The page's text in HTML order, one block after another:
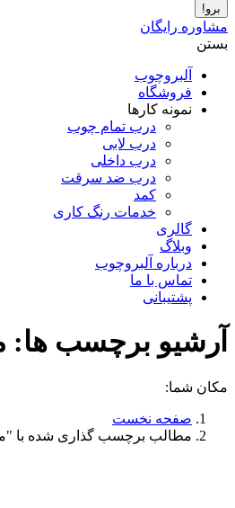
مشاوره رایگان
بستن
آلبروچوب
فروشگاه
نمونه کارها
درب تمام چوب
درب لابی
درب داخلی
درب ضد سرقت
کمد
خدمات رنگ کاری
گالری
وبلاگ
درباره آلبروچوب
تماس با ما
پشتیبانی
آرشیو برچسب ها:
مکان شما:
صفحه نخست
مطالب برچسب گذاری شده با